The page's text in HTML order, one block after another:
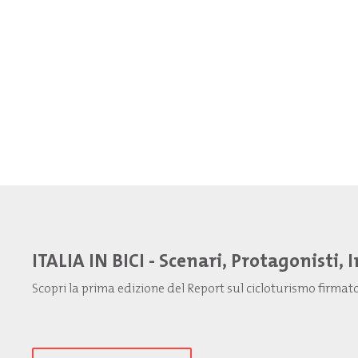
ITALIA IN BICI - Scenari, Protagonisti,
Scopri la prima edizione del Report sul cicloturismo